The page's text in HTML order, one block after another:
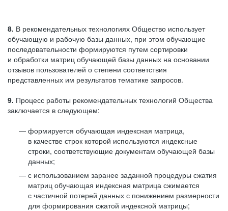
8. В рекомендательных технологиях Общество использует
обучающую и рабочую базы данных, при этом обучающие
последовательности формируются путем сортировки
и обработки матриц обучающей базы данных на основании
отзывов пользователей о степени соответствия
представленных им результатов тематике запросов.
9. Процесс работы рекомендательных технологий Общества
заключается в следующем:
формируется обучающая индексная матрица,
в качестве строк которой используются индексные
строки, соответствующие документам обучающей базы
данных;
с использованием заранее заданной процедуры сжатия
матриц обучающая индексная матрица сжимается
с частичной потерей данных с понижением размерности
для формирования сжатой индексной матрицы;